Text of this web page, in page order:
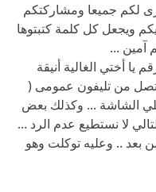
لكم جميعا ومشاركتكم
ويجعل كل كلمة كتبتوها
آمين ...
أختي الغالية أنيقة
من تليفون عمومى (
الشاشة ... وكذلك بعض
لا نستطيع عدم الرد ...
بعد .. وعليه توكلت وهو